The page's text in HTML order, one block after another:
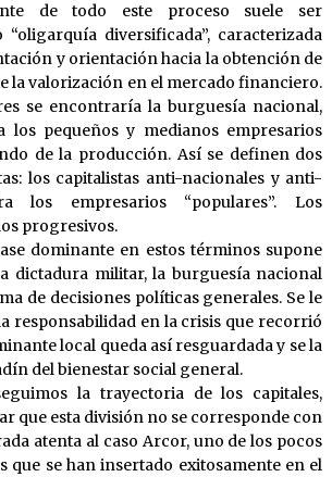
de todo este proceso suele ser
diversificada”, caracterizada
y orientación hacia la obtención de
la valorización en el mercado financiero.
se encontraría la burguesía nacional,
los pequeños y medianos empresarios
de la producción. Así se definen dos
los capitalistas anti-nacionales y anti-
los empresarios “populares”. Los
progresivos.
dominante en estos términos supone
dictadura militar, la burguesía nacional
de decisiones políticas generales. Se le
responsabilidad en la crisis que recorrió
local queda así resguardada y se la
del bienestar social general.
la trayectoria de los capitales,
que esta división no se corresponde con
atenta al caso Arcor, uno de los pocos
que se han insertado exitosamente en el